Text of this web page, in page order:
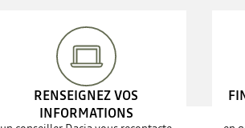
RENSEIGNEZ VOS
INFORMATIONS